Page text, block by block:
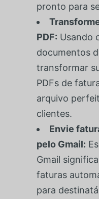
pronto para
PDF: Usando
documentos
transformar
PDFs de
arquivo
clientes.
Envie
pelo Gmail:
Gmail
faturas
para